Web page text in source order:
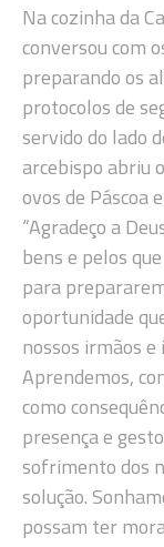
Na cozinha da
conversou com
preparando os
protocolos de
servido do lado
arcebispo abriu
ovos de Páscoa
“Agradeço a
bens e pelos
para
oportunidade
nossos irmãos
Aprendemos,
como
presença e
sofrimento dos
solução.
possam ter